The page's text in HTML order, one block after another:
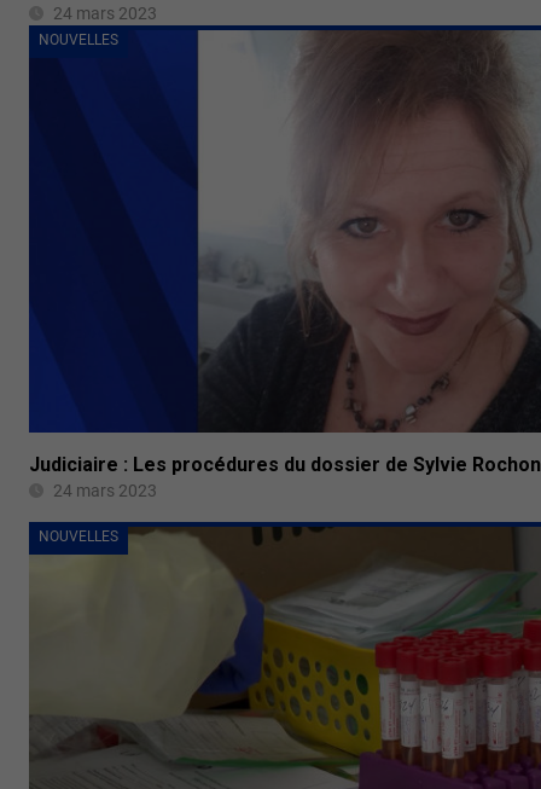
24 mars 2023
NOUVELLES
Judiciaire : Les procédures du dossier de Sylvie
24 mars 2023
NOUVELLES